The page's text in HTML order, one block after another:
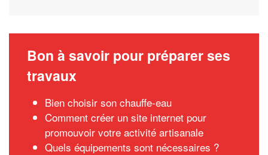
Bon à savoir pour préparer ses
travaux
Bien choisir son chauffe-eau
Comment créer un site internet pour
promouvoir votre activité artisanale
Quels équipements sont nécessaires ?